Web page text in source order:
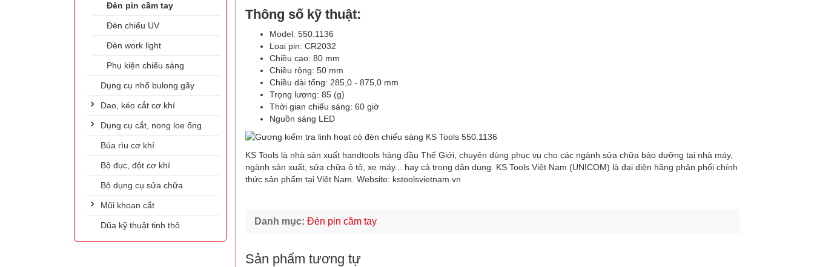
Đèn pin cầm tay
Đèn chiếu UV
Đèn work light
Phụ kiện chiếu sáng
Dụng cụ nhổ bulong gãy
Dao, kéo cắt cơ khí
Dụng cụ cắt, nong loe ống
Búa rìu cơ khí
Bộ đục, đột cơ khí
Bộ dụng cụ sửa chữa
Mũi khoan cắt
Dũa kỹ thuật tinh thô
Thông số kỹ thuật:
Model: 550.1136
Loại pin: CR2032
Chiều cao: 80 mm
Chiều rộng: 50 mm
Chiều dài tổng: 285,0 - 875,0 mm
Trọng lượng: 85 (g)
Thời gian chiếu sáng: 60 giờ
Nguồn sáng LED
KS Tools là nhà sản xuất handtools hàng đầu Thế Giới, chuyên dùng phục vụ cho các ngành sửa chữa bảo dưỡng tại nhà máy,
ngành sản xuất, sửa chữa ô tô, xe máy... hay cả trong dân dụng. KS Tools Việt Nam (UNICOM) là đại diện hãng phân phối chính
thức sản phẩm tại Việt Nam. Website: kstoolsvietnam.vn
Danh mục: Đèn pin cầm tay
Sản phẩm tương tự